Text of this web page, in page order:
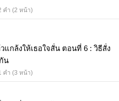
คำ (2 หน้า)
อใจสั่น ตอนที่ 6 : วิธีสั่ง
น
คำ (3 หน้า)